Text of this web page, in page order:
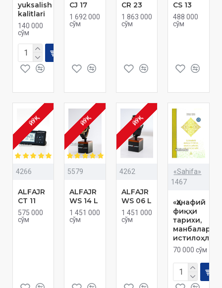
yuksalish
kalitlari
140 000
сўм
CJ 17
1 692 000
сўм
CR 23
1 863 000
сўм
CS 13
488 000
сўм
ЙЎҚ
4266
ALFAJR
CT 11
575 000
сўм
ЙЎҚ
5579
ALFAJR
WS 14 L
1 451 000
сўм
ЙЎҚ
4262
ALFAJR
WS 06 L
1 451 000
сўм
«Sahifa»
1467
«Ҳанафий
фиқҳи
тарихи,
манбалари
70 000 сўм